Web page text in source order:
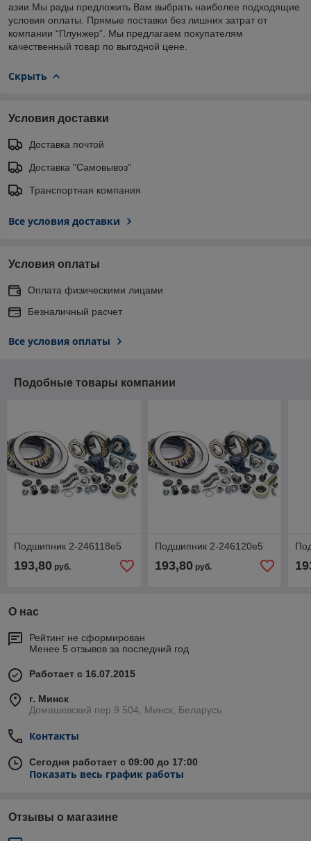
азии.Мы рады предложить Вам выбрать наиболее подходящие
условия оплаты. Прямые поставки без лишних затрат от
компании “Плунжер”. Мы предлагаем покупателям
качественный товар по выгодной цене.
Скрыть
Условия доставки
Доставка почтой
Доставка "Самовывоз"
Транспортная компания
Все условия доставки
Условия оплаты
Оплата физическими лицами
Безналичный расчет
Все условия оплаты
Подобные товары компании
Подшипник 2-246118е5
193,80 руб.
Подшипник 2-246120е5
193,80руб.
О нас
Рейтинг не сформирован
Менее 5 отзывов за последний год
Работает с 16.07.2015
г. Минск
Домашевский пер.9 504, Минск, Беларусь
Контакты
Сегодня работает с 09:00 до 17:00
Показать весь график работы
Отзывы о магазине